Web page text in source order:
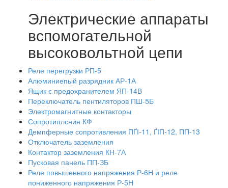
Электрические аппараты
вспомогательной
высоковольтной цепи
Реле перегрузки РП-5
Алюминиепый разрядник АР-1А
Ящик с предохранителем ЯП-14В
Переключатель пентиляторов ПШ-5Б
Электромагнитные контакторы
Сопротиплсния КФ
Демпферные сопротивления ПҐІ-11, ҐІП-12, ПП-13
Отключатель заземления
Контактор заземления КН-7А
Пусковая панель ПП-ЗБ
Реле повышенного напряжения Р-6Н и реле
пониженного напряжения Р-5Н